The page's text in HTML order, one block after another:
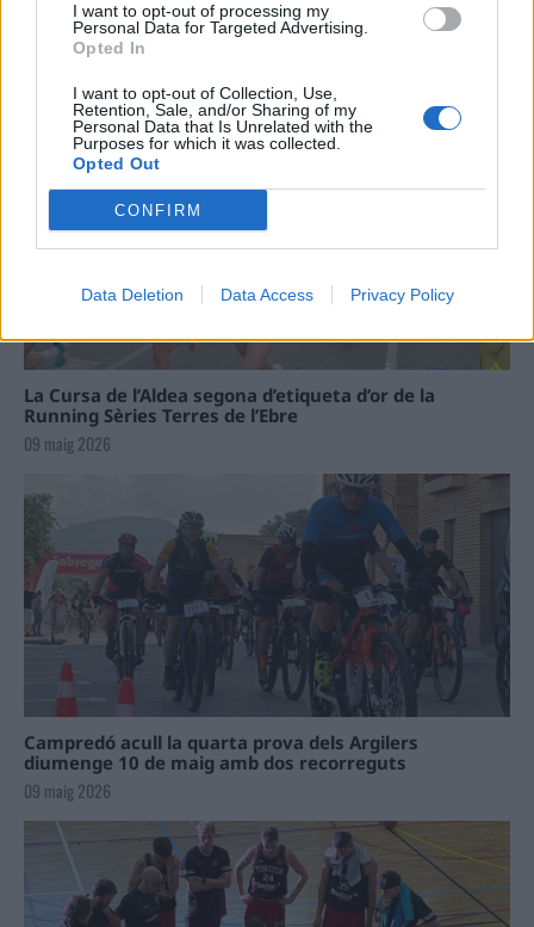
I want to opt-out of processing my
Personal Data for Targeted Advertising.
Opted In
I want to opt-out of Collection, Use,
Retention, Sale, and/or Sharing of my
Personal Data that Is Unrelated with the
Purposes for which it was collected.
Opted Out
CONFIRM
Data Deletion Data Access Privacy Policy
La Cursa de l’Aldea segona d’etiqueta d’or de la
Running Sèries Terres de l’Ebre
09 maig 2026
Campredó acull la quarta prova dels Argilers
diumenge 10 de maig amb dos recorreguts
09 maig 2026